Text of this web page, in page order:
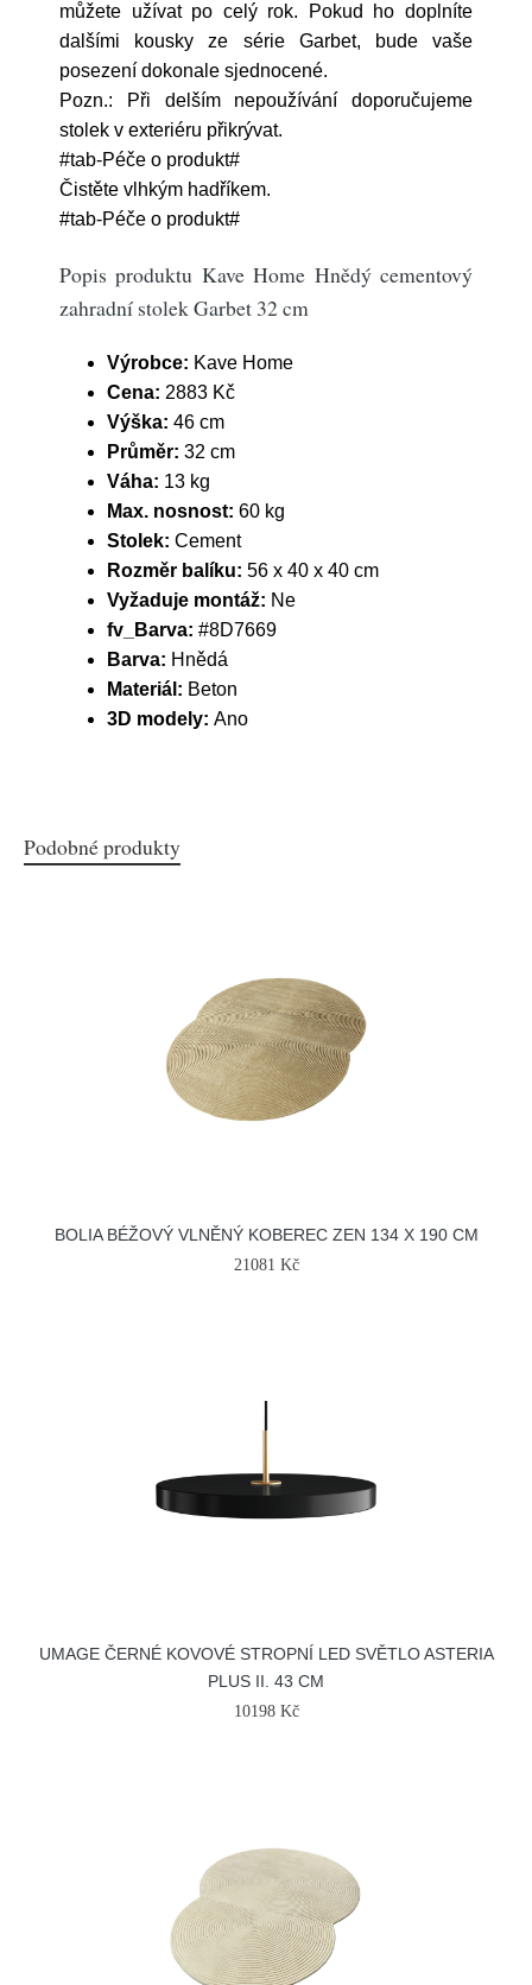
můžete užívat po celý rok. Pokud ho doplníte
dalšími kousky ze série Garbet, bude vaše
posezení dokonale sjednocené.
Pozn.: Při delším nepoužívání doporučujeme
stolek v exteriéru přikrývat.
#tab-Péče o produkt#
Čistěte vlhkým hadříkem.
#tab-Péče o produkt#
Popis produktu Kave Home Hnědý cementový
zahradní stolek Garbet 32 cm
Výrobce: Kave Home
Cena: 2883 Kč
Výška: 46 cm
Průměr: 32 cm
Váha: 13 kg
Max. nosnost: 60 kg
Stolek: Cement
Rozměr balíku: 56 x 40 x 40 cm
Vyžaduje montáž: Ne
fv_Barva: #8D7669
Barva: Hnědá
Materiál: Beton
3D modely: Ano
Podobné produkty
BOLIA BÉŽOVÝ VLNĚNÝ KOBEREC ZEN 134 X 190 CM
21081 Kč
UMAGE ČERNÉ KOVOVÉ STROPNÍ LED SVĚTLO ASTERIA
PLUS II. 43 CM
10198 Kč